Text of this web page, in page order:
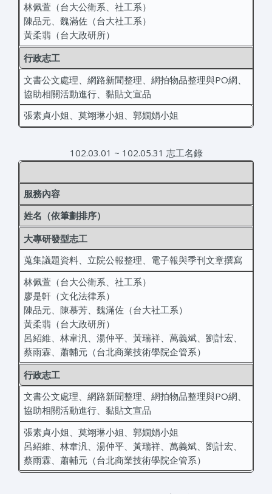
林佩萱（台大公衛系、社工系）
陳品元、魏滿佐（台大社工系）
黃柔翡（台大政研所）
行政志工
文書公文處理、網路新聞整理、網拍物品整理與PO網、
協助相關活動進行、黏貼文宣品
張素貞小姐、莫翊琳小姐、郭嫺娟小姐
102.03.01 ~ 102.05.31 志工名錄
服務內容
姓名（依筆劃排序）
大專研發型志工
蒐集議題資料、立院公報整理、電子報與季刊文章撰寫
林佩萱（台大公衛系、社工系）
廖是軒（文化法律系）
陳品元、陳慕芳、魏滿佐（台大社工系）
黃柔翡（台大政研所）
呂紹維、林韋汎、湯仲平、黃瑞祥、萬義斌、劉計宏、
蔡雨霖、蕭輔元（台北商業技術學院企管系）
行政志工
文書公文處理、網路新聞整理、網拍物品整理與PO網、
協助相關活動進行、黏貼文宣品
張素貞小姐、莫翊琳小姐、郭嫺娟小姐
呂紹維、林韋汎、湯仲平、黃瑞祥、萬義斌、劉計宏、
蔡雨霖、蕭輔元（台北商業技術學院企管系）